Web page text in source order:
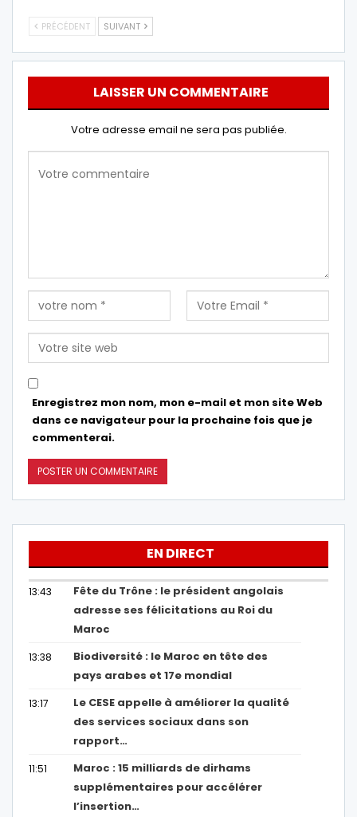
PRÉCÉDENT SUIVANT
LAISSER UN COMMENTAIRE
Votre adresse email ne sera pas publiée.
Enregistrez mon nom, mon e-mail et mon site Web
dans ce navigateur pour la prochaine fois que je
commenterai.
EN DIRECT
13:43
Fête du Trône : le président angolais
adresse ses félicitations au Roi du
Maroc
13:38
Biodiversité : le Maroc en tête des
pays arabes et 17e mondial
13:17
Le CESE appelle à améliorer la qualité
des services sociaux dans son
rapport…
11:51
Maroc : 15 milliards de dirhams
supplémentaires pour accélérer
l’insertion…